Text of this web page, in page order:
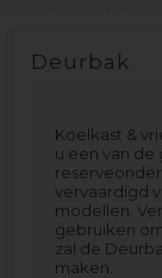
Deurbak
Koelkast &
u een van de
vervaardigd
modellen.
gebruiken
zal de
maken.